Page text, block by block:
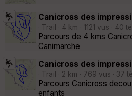
Canicross des
· Trail · 4 km · 1121 vus · 40
Parcours de 4 kms
Canimarche
Canicross des
· Trail · 2 km · 769 vus · 37
Parcours Canicross
enfants